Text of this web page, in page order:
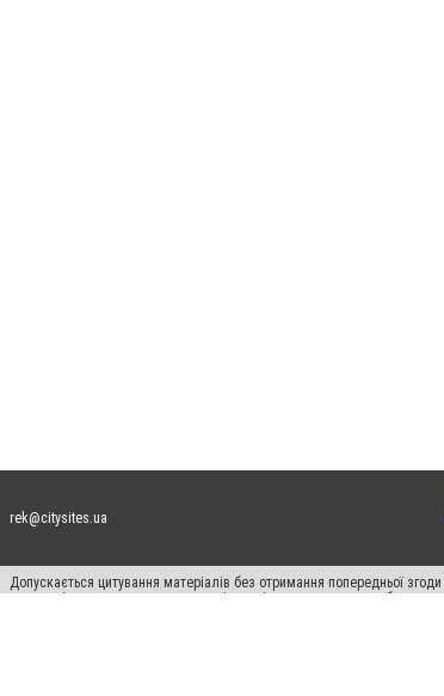
rek@citysites.ua
Допускається цитування матеріалів без отримання попередньої
систем гіперпосилання на цитовані статті не нижче другого абзацу